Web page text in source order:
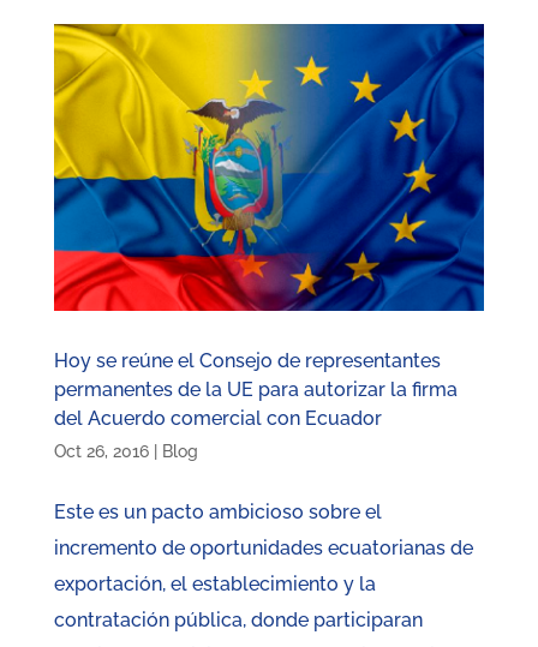
Hoy se reúne el Consejo de representantes
permanentes de la UE para autorizar la firma
del Acuerdo comercial con Ecuador
Oct 26, 2016| Blog
Este es un pacto ambicioso sobre el
incremento de oportunidades ecuatorianas de
exportación, el establecimiento y la
contratación pública, donde participaran